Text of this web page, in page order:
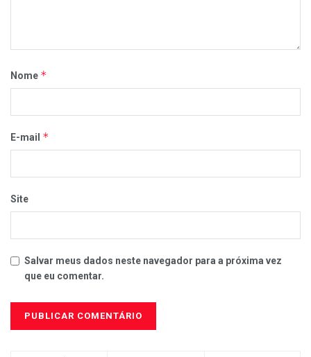
Nome *
E-mail *
Site
Salvar meus dados neste navegador para a próxima vez
que eu comentar.